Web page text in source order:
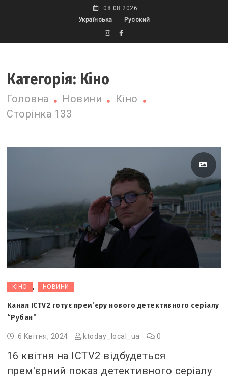
08.08.2026
Українська
Русский
Категорія: Кіно
Головна Новини
Кіно
Сторінка 133
КІНО , НОВИНИ
Канал ICTV2 готує прем’єру нового детективного серіалу
“Рубан”
6 Квітня, 2024 ktoday_local_ua 0
16 квітня на ICTV2 відбудеться
прем'єрний показ детективного серіалу